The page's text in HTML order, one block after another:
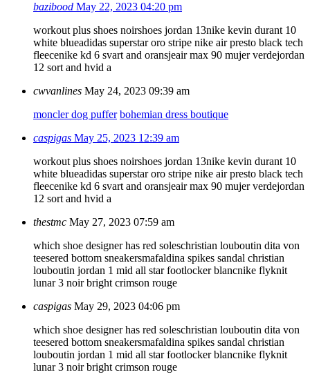
bazibood May 22, 2023 04:20 pm
workout plus shoes noirshoes jordan 13nike kevin durant 10
white blueadidas superstar oro stripe nike air presto black tech
fleecenike kd 6 svart and oransjeair max 90 mujer verdejordan
12 sort and hvid a
cwvanlines May 24, 2023 09:39 am
moncler dog puffer bohemian dress boutique
caspigas May 25, 2023 12:39 am
workout plus shoes noirshoes jordan 13nike kevin durant 10
white blueadidas superstar oro stripe nike air presto black tech
fleecenike kd 6 svart and oransjeair max 90 mujer verdejordan
12 sort and hvid a
thestmc May 27, 2023 07:59 am
which shoe designer has red soleschristian louboutin dita von
teesered bottom sneakersmafaldina spikes sandal christian
louboutin jordan 1 mid all star footlocker blancnike flyknit
lunar 3 noir bright crimson rouge
caspigas May 29, 2023 04:06 pm
which shoe designer has red soleschristian louboutin dita von
teesered bottom sneakersmafaldina spikes sandal christian
louboutin jordan 1 mid all star footlocker blancnike flyknit
lunar 3 noir bright crimson rouge